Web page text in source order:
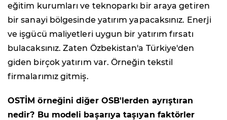
eğitim kurumları ve teknoparkı bir araya getiren
bir sanayi bölgesinde yatırım yapacaksınız. Enerji
ve işgücü maliyetleri uygun bir yatırım fırsatı
bulacaksınız. Zaten Özbekistan'a Türkiye'den
giden birçok yatırım var. Örneğin tekstil
firmalarımız gitmiş.
OSTİM örneğini diğer OSB'lerden ayrıştıran
nedir? Bu modeli başarıya taşıyan faktörler